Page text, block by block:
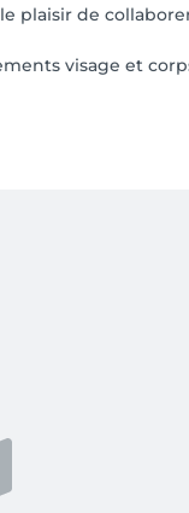
plaisir de
visage et